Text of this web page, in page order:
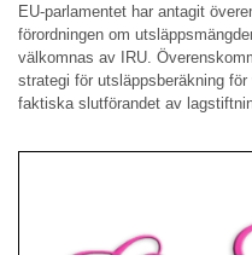
EU-parlamentet har antagit
förordningen om
välkomnas av IRU.
strategi för utsläppsberäkning
faktiska slutförandet av